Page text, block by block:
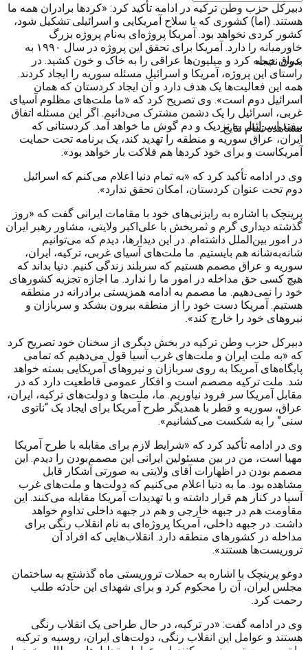
بدون نتیجه
مشاهده تمام نتایج
دبیرکل حزب وطن ترکیه در ادامه تأکید کرد: «کردها برادران همه ما
هستند. (اما) کشوری که با سلاح آمریکایی و اسرائیلی تشکیل شود،
کشور کردی نخواهد بود. آمریکا پروژه‌ای به‌نام پروژه بزرگ
خاورمیانه را دارد. آمریکا برای تحقق این پروژه در سال ۱۹۹۰ به
عراق حمله کرد و میلیون‌ها عراقی را به خاک و خون کشید. در
راستای این پروژه، آمریکا و اسرائیل مسئله سوریه را ایجاد کردند.
همه این فعالیت‌ها یک هدف دارد و آن ایجاد کردستان که همان
اسرائیل دوم است». وی تصریح کرد که «ما ملت‌های مظلوم آسیای
غربی، اسرائیل را یک دشمن مشترک می‌دانیم. اگر این مسئله اتفاق
بیفتد اسرائیل به نزدیک و دم گوش ما خواهد آمد. کردستانی که
ایران، عراق سوریه و منطقه را تهدید کند، یک برنامه تحت حمایت
آمریکاست و برای خود کردها هم فلاکت بار خواهد بود».
وی در ادامه تأکید کرد که «به تمام دنیا اعلام می‌کنم که اسرائیل
دوم تحت عنوان کردستان، امکان تحقق ندارد».
پرینچک با اشاره به رایزنی‌های خود با مقامات ایرانی گفت که «روز
گذشته دیداری گرم و ثمربخش با علی‌اکبر ولایتی، مشاور رهبر ایران
در امور بین‌الملل داشته‌ام. در این دیدارها، دیدم که می‌توانیم
شانه‌به‌شانه هم بایستیم. ما ملت‌های آسیای غربی، ترکیه، ایران،
سوریه و عراق مصمم هستیم که سربلند زندگی کنیم. دنیا بداند که
هیچ کسی حق مداخله در امور ما را ندارد. ما اجازه تجزیه کشورهای
خود را نمی‌دهیم. ما مصمم به ادامه همزیستی برادرانه در منطقه
هستیم. آمریکا دست خود را از منطقه بیرون بشکد و سربازان و
نیروهای خود را خارج کند».
دبیرکل حزب وطن ترکیه در بخش دیگری از سخنان خود تصریح کرد
که «به ملت ایران و ملت‌های غرب آسیا قول می‌دهیم که تمامی
پایگاه‌های آمریکا به روی سربازان و نیروهای آمریکایی بسته خواهد
شد. ملت ترکیه مصصم است و افکار عمومی قاطعیت دارد که در
مقابل آمریکا سر فرود نیاوریم. ما، ملت‌ها و دولت‌های ترکیه، ایران،
عراق، سوریه و قطر با همدیگر طرح آمریکا برای ایجاد یک “ناتوی
سنی” را به شکست می‌کشانیم».
وی در ادامه تأکید کرد که «شرایط لازم برای مقابله با طرح آمریکا
مهیا است، من در بین مسئولین ایرانی این مصمم‌بودن را دیدم. این
مصمم بودن در اظهارات آقای ولایتی به صورتی آشکار قابل
مشاهده بود. ما به دنیا اعلام می‌کنیم که دولت‌ها و ملت‌های غرب
آسیا در کنار هم قرار داشته و با تهدیدات آمریکا مقابله می‌کنند. این
مقاومت هم در جبهه خارجی و هم در جبهه داخلی تداوم خواهد
داشت. در جبهه داخلی، آمریکا پروژه‌ای به نام انقلاب رنگی برای
مداخله در کشورهای منطقه دارد. انقلاب‌هایی که افراد آن
تروریست‌ها هستند».
دوغو پرینچک با اشاره به حملات تروریستی ماه گذشتع به ساختمان
مجلس ایران، آن‌ را محکوم کرد و برای شهدای این حادثه طلب
رحمت کرد.
وی در ادامه گفت: «در ترکیه، در حال طراحی یک انقلاب رنگی
هستند و عوامل این انقلاب رنگی، دولت‌های ایران، روسیه و ترکیه